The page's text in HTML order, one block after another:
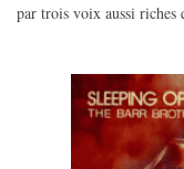
par trois voix aussi riches